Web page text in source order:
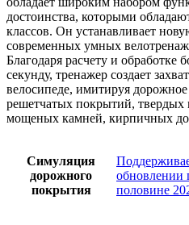
достоинства, которыми
классов. Он устанавливает
современных умных
Благодаря расчету и обработке
секунду, тренажер создает
велосипеде, имитируя
решетчатых покрытий,
мощеных камней, кирпичных
Симуляция
дорожного
покрытия
обновлении
половине